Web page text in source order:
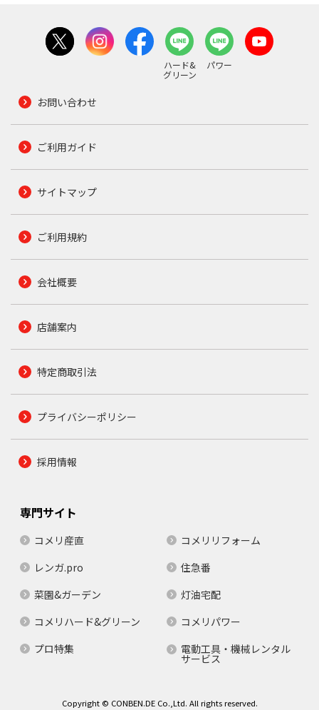
ハード&
グリーン
パワー
お問い合わせ
ご利用ガイド
サイトマップ
ご利用規約
会社概要
店舗案内
特定商取引法
プライバシーポリシー
採用情報
専門サイト
コメリ産直
コメリリフォーム
レンガ.pro
住急番
菜園&ガーデン
灯油宅配
コメリハード&グリーン
コメリパワー
プロ特集
電動工具・機械レンタル
サービス
Copyright © CONBEN.DE Co.,Ltd. All rights reserved.